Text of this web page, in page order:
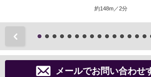
約148m／2分
メールでお問い合わせ